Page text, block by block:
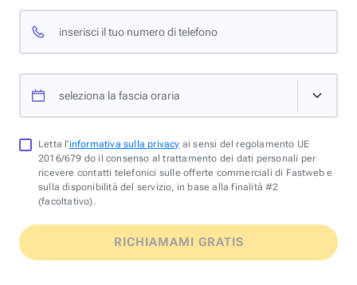
inserisci il tuo numero di telefono
seleziona la fascia oraria
Letta l'informativa sulla privacy ai sensi del regolamento UE
2016/679 do il consenso al trattamento dei dati personali per
ricevere contatti telefonici sulle offerte commerciali di Fastweb e
sulla disponibilità del servizio, in base alla finalità #2
(facoltativo).
RICHIAMAMI GRATIS